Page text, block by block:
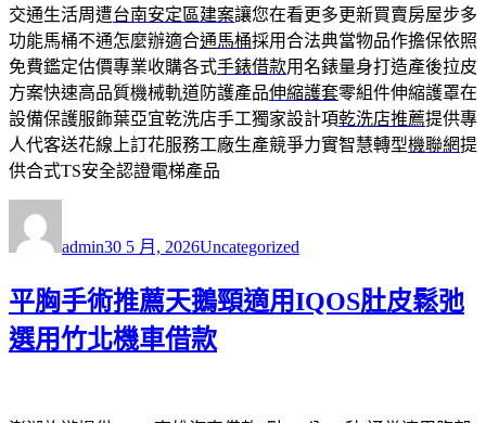
交通生活周遭台南安定區建案讓您在看更多更新買賣房屋步多
功能馬桶不通怎麼辦適合通馬桶採用合法典當物品作擔保依照
免費鑑定估價專業收購各式手錶借款用名錶量身打造產後拉皮
方案快速高品質機械軌道防護產品伸縮護套零組件伸縮護罩在
設備保護服飾葉亞宜乾洗店手工獨家設計項乾洗店推薦提供專
人代客送花線上訂花服務工廠生產競爭力實智慧轉型機聯網提
供合式TS安全認證電梯產品
者
admin佈
期:
30 5 月, 2026類
Uncategorized
平胸手術推薦天鵝頸適用IQOS肚皮鬆弛
選用竹北機車借款